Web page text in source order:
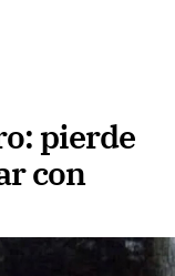
pierde
con